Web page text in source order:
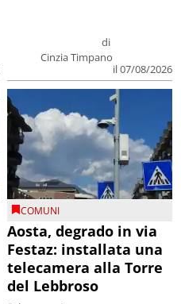
di
Cinzia Timpano
il 07/08/2026
COMUNI
Aosta, degrado in via
Festaz: installata una
telecamera alla Torre
del Lebbroso